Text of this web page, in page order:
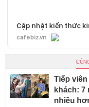
Cập nhật kiến thức
cafebiz.vn
Tiếp
khách: 7
nhiều